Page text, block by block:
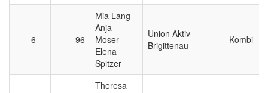
6 96
Mia Lang -
Anja
Moser -
Elena
Spitzer
Union Aktiv
Brigittenau
Kombi
Theresa